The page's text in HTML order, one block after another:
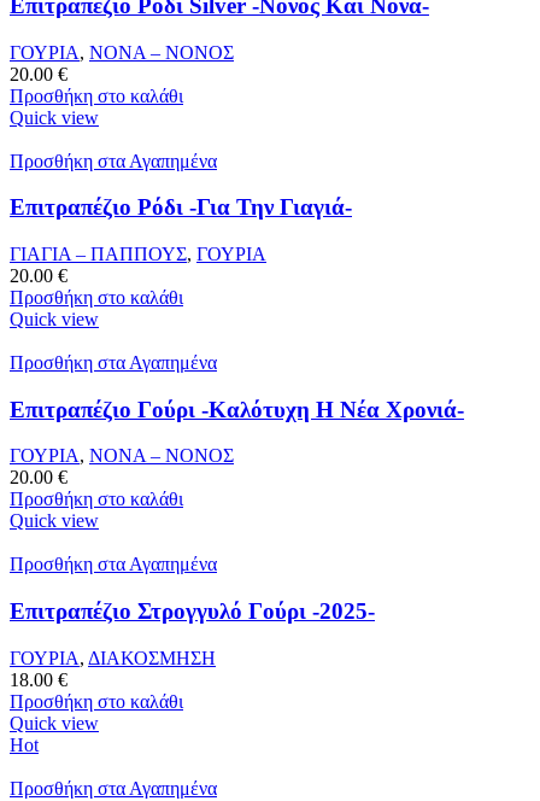
Επιτραπέζιο Ρόδι Silver -Νονός Και Νονά-
ΓΟΥΡΙΑ, ΝΟΝΑ – ΝΟΝΟΣ
20.00 €
Προσθήκη στο καλάθι
Quick view
Προσθήκη στα Αγαπημένα
Επιτραπέζιο Ρόδι -Για Την Γιαγιά-
ΓΙΑΓΙΑ – ΠΑΠΠΟΥΣ, ΓΟΥΡΙΑ
20.00 €
Προσθήκη στο καλάθι
Quick view
Προσθήκη στα Αγαπημένα
Επιτραπέζιο Γούρι -Καλότυχη Η Νέα Χρονιά-
ΓΟΥΡΙΑ, ΝΟΝΑ – ΝΟΝΟΣ
20.00 €
Προσθήκη στο καλάθι
Quick view
Προσθήκη στα Αγαπημένα
Επιτραπέζιο Στρογγυλό Γούρι -2025-
ΓΟΥΡΙΑ, ΔΙΑΚΟΣΜΗΣΗ
18.00 €
Προσθήκη στο καλάθι
Quick view
Hot
Προσθήκη στα Αγαπημένα